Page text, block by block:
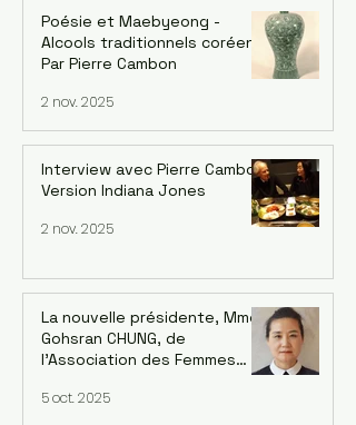
Poésie et Maebyeong -
Alcools traditionnels coréens.
Par Pierre Cambon
2 nov. 2025
Interview avec Pierre Cambon,
Version Indiana Jones
2 nov. 2025
La nouvelle présidente, Mme
Gohsran CHUNG, de
l’Association des Femmes
Coréennes en France (AFCF-
Kowin France) inaugure un
5 oct. 2025